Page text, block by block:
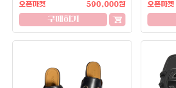
오픈마켓
590,000원
구매하기
오픈마켓